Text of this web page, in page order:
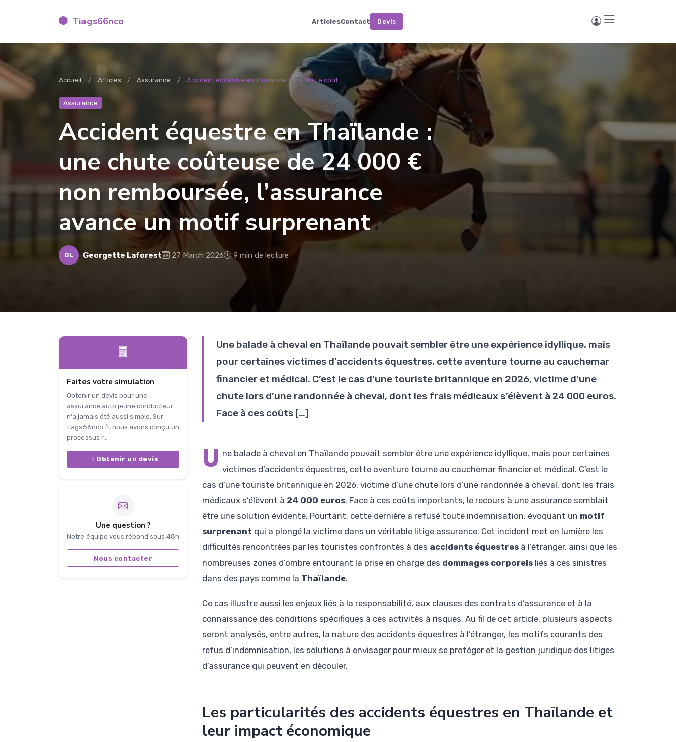
Tiags66nco ArticlesContact Devis
Accueil Articles Assurance Accident équestre en Thaïlande : une chute coût...
Assurance
Accident équestre en Thaïlande :
une chute coûteuse de 24 000 €
non remboursée, l’assurance
avance un motif surprenant
GL Georgette Laforest 27 March 2026 9 min de lecture
Faites votre simulation
Obtenir un devis pour une
assurance auto jeune conducteur
n'a jamais été aussi simple. Sur
tiags66nco.fr, nous avons conçu un
processus r...
Obtenir un devis
Une question ?
Notre équipe vous répond sous 48h
Nous contacter
Une balade à cheval en Thaïlande pouvait sembler être une expérience idyllique, mais
pour certaines victimes d’accidents équestres, cette aventure tourne au cauchemar
financier et médical. C’est le cas d’une touriste britannique en 2026, victime d’une
chute lors d’une randonnée à cheval, dont les frais médicaux s’élèvent à 24 000 euros.
Face à ces coûts […]
U ne balade à cheval en Thaïlande pouvait sembler être une expérience idyllique, mais pour certaines
victimes d’accidents équestres, cette aventure tourne au cauchemar financier et médical. C’est le
cas d’une touriste britannique en 2026, victime d’une chute lors d’une randonnée à cheval, dont les frais
médicaux s’élèvent à 24 000 euros. Face à ces coûts importants, le recours à une assurance semblait
être une solution évidente. Pourtant, cette dernière a refusé toute indemnisation, évoquant un motif
surprenant qui a plongé la victime dans un véritable litige assurance. Cet incident met en lumière les
difficultés rencontrées par les touristes confrontés à des accidents équestres à l’étranger, ainsi que les
nombreuses zones d’ombre entourant la prise en charge des dommages corporels liés à ces sinistres
dans des pays comme la Thaïlande.
Ce cas illustre aussi les enjeux liés à la responsabilité, aux clauses des contrats d’assurance et à la
connaissance des conditions spécifiques à ces activités à risques. Au fil de cet article, plusieurs aspects
seront analysés, entre autres, la nature des accidents équestres à l’étranger, les motifs courants des
refus d’indemnisation, les solutions à envisager pour mieux se protéger et la gestion juridique des litiges
d’assurance qui peuvent en découler.
Les particularités des accidents équestres en Thaïlande et
leur impact économique